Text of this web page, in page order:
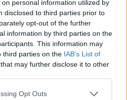
personal information utilized by
disclosed to third parties prior to
opt-out of the further
information by third parties on the
This information may
third parties on the IAB’s List of
that may further disclose it to other
app uses one or more Google
Opt Outs
σκληρά lockdown τύπου
περιοχές -Τα σενάρια
στον κορωνοϊό
-Οι βάρδιες, οι κρύπτες